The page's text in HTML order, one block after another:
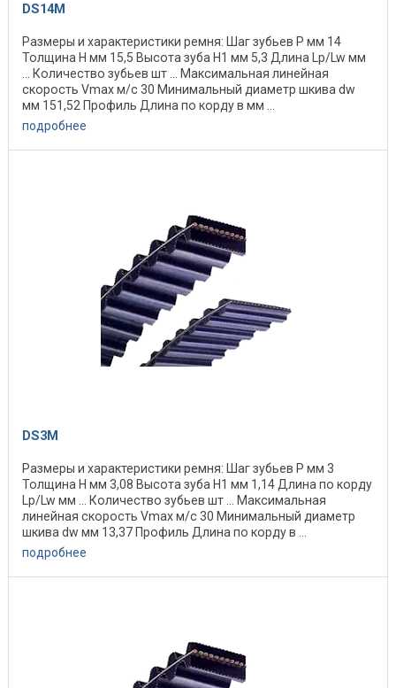
DS14M
Размеры и характеристики ремня: Шаг зубьев P мм 14
Толщина H мм 15,5 Высота зуба H1 мм 5,3 Длина Lp/Lw мм
... Количество зубьев шт ... Максимальная линейная
скорость Vmax м/с 30 Минимальный диаметр шкива dw
мм 151,52 Профиль Длина по корду в мм ...
подробнее
DS3M
Размеры и характеристики ремня: Шаг зубьев P мм 3
Толщина H мм 3,08 Высота зуба H1 мм 1,14 Длина по корду
Lp/Lw мм ... Количество зубьев шт ... Максимальная
линейная скорость Vmax м/с 30 Минимальный диаметр
шкива dw мм 13,37 Профиль Длина по корду в ...
подробнее